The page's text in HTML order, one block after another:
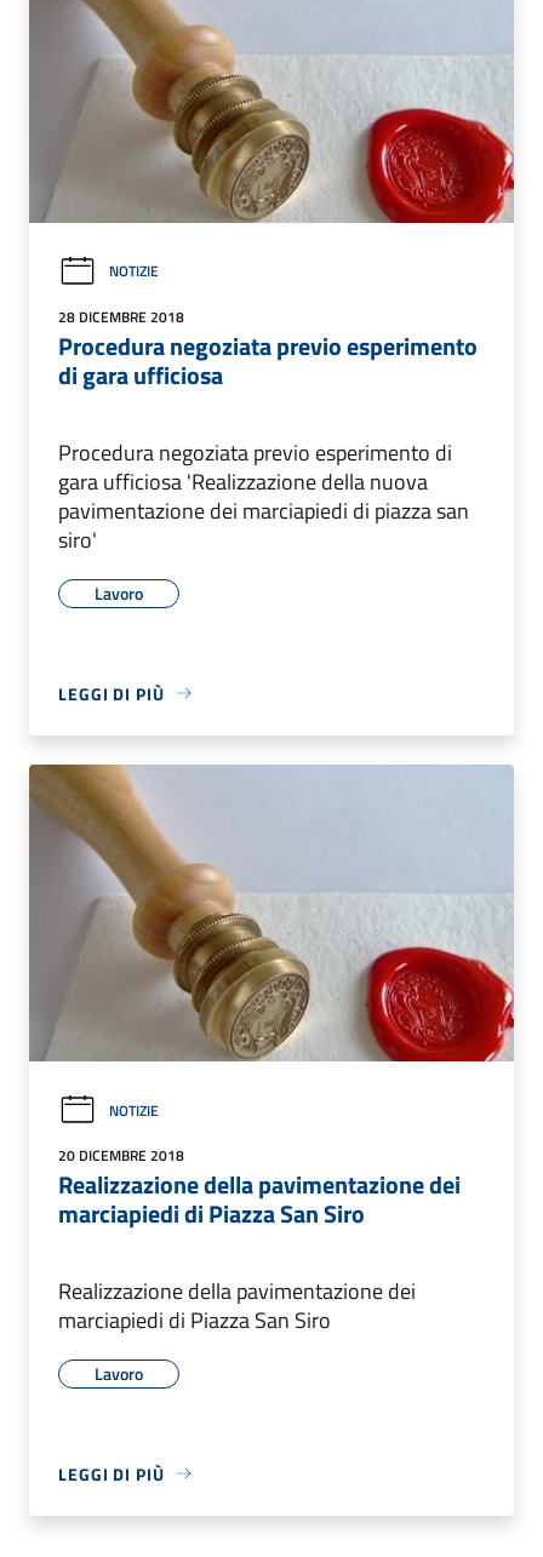
NOTIZIE
28 DICEMBRE 2018
Procedura negoziata previo esperimento
di gara ufficiosa
Procedura negoziata previo esperimento di
gara ufficiosa 'Realizzazione della nuova
pavimentazione dei marciapiedi di piazza san
siro'
Lavoro
LEGGI DI PIÙ
NOTIZIE
20 DICEMBRE 2018
Realizzazione della pavimentazione dei
marciapiedi di Piazza San Siro
Realizzazione della pavimentazione dei
marciapiedi di Piazza San Siro
Lavoro
LEGGI DI PIÙ